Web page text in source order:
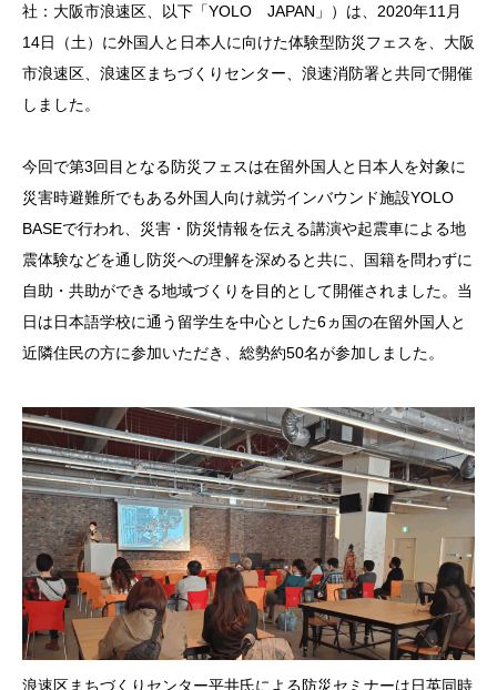
社：大阪市浪速区、以下「YOLO JAPAN」）は、2020年11月
14日（土）に外国人と日本人に向けた体験型防災フェスを、大阪
市浪速区、浪速区まちづくりセンター、浪速消防署と共同で開催
しました。
今回で第3回目となる防災フェスは在留外国人と日本人を対象に
災害時避難所でもある外国人向け就労インバウンド施設YOLO
BASEで行われ、災害・防災情報を伝える講演や起震車による地
震体験などを通し防災への理解を深めると共に、国籍を問わずに
自助・共助ができる地域づくりを目的として開催されました。当
日は日本語学校に通う留学生を中心とした6ヵ国の在留外国人と
近隣住民の方に参加いただき、総勢約50名が参加しました。
浪速区まちづくりセンター平井氏による防災セミナーは日英同時